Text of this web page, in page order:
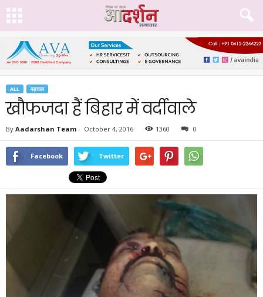
ALL पड़ताल
खौफजदा हैं बिहार में वर्दीवाले
By Aadarshan Team - October 4, 2016 1360 0
Facebook Twitter